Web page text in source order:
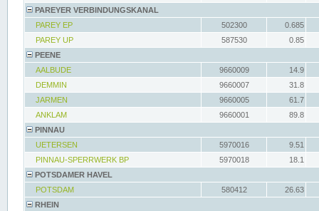
PAREYER VERBINDUNGSKANAL
PAREY EP
502300
0.685
PAREY UP
587530
0.85
PEENE
AALBUDE
9660009
14.9
DEMMIN
9660007
31.8
JARMEN
9660005
61.7
ANKLAM
9660001
89.8
PINNAU
UETERSEN
5970016
9.51
PINNAU-SPERRWERK BP
5970018
18.1
POTSDAMER HAVEL
POTSDAM
580412
26.63
RHEIN